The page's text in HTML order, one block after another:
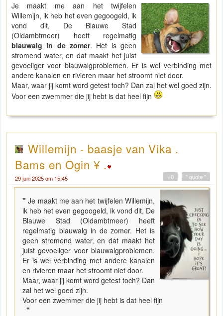
Je maakt me aan het twijfelen
Willemijn, ik heb het even gegoogeld, ik
vond dit, De Blauwe Stad
(Oldambtmeer) heeft regelmatig
blauwalg in de zomer. Het is geen
stromend water, en dat maakt het juist
gevoeliger voor blauwalgproblemen. Er is wel verbinding met
andere kanalen en rivieren maar het stroomt niet door.
Maar, waar jij komt word getest toch? Dan zal het wel goed zijn.
Voor een zwemmer die jij hebt is dat heel fijn
Willemijn - baasje van Vika .
Bams en Ogin ¥ .
29 juni 2025 om 15:45 " quote "
+0
"Je maakt me aan het twijfelen Willemijn,
ik heb het even gegoogeld, ik vond dit, De
Blauwe Stad (Oldambtmeer) heeft
regelmatig blauwalg in de zomer. Het is
geen stromend water, en dat maakt het
juist gevoeliger voor blauwalgproblemen.
Er is wel verbinding met andere kanalen
en rivieren maar het stroomt niet door.
Maar, waar jij komt word getest toch? Dan
zal het wel goed zijn.
Voor een zwemmer die jij hebt is dat heel fijn
"